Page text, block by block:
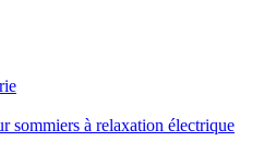
sommiers à relaxation électrique